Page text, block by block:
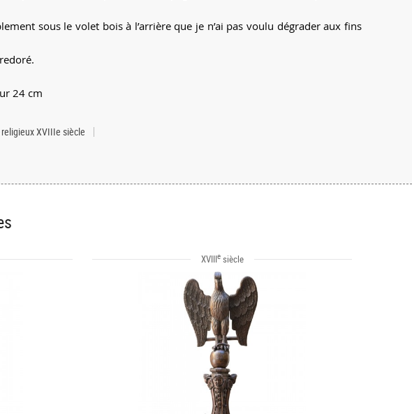
sous le volet bois à l’arrière que je n’ai pas voulu dégrader aux fins
24 cm
XVIIIe siècle
XVIIIesiècle